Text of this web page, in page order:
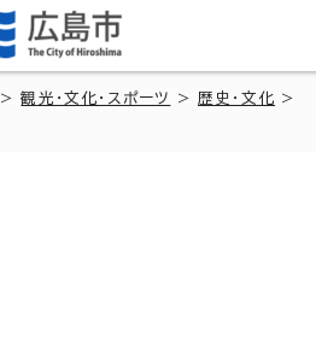
>観光・文化・スポーツ > 歴史・文化 >